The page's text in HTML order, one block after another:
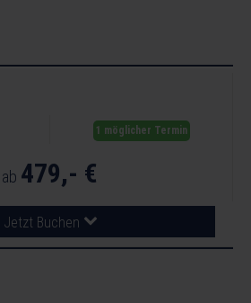
1 möglicher Termin
ab 479,- €
Jetzt Buchen